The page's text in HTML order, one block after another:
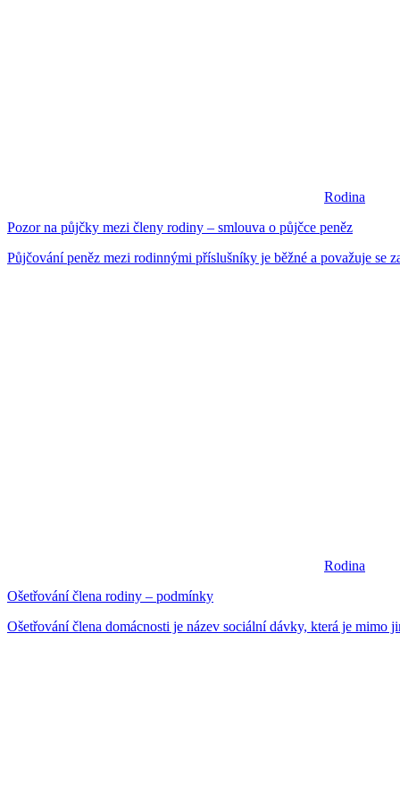
Rodina
Pozor na půjčky mezi členy rodiny – smlouva o půjčce peněz
Půjčování peněz mezi rodinnými příslušníky je běžné a považuje se
Rodina
Ošetřování člena rodiny – podmínky
Ošetřování člena domácnosti je název sociální dávky, která je mimo